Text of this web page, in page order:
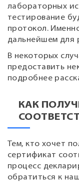
лабораторных
тестирование
протокол.
дальнейшем для
В некоторых
предоставить
подробнее
КАК
Тем, кто хочет
сертификат
процесс
обратиться к